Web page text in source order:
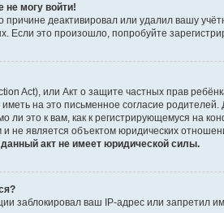
не могу войти!
причине деактивировал или удалил вашу
это произошло, попробуйте
Act), или Акт о защите частных прав
на это письменное согласие
ли это к вам, как к регистрирующемуся на
не является объектом юридических
акт не имеет юридической силы.
заблокировал ваш IP-адрес или запретил